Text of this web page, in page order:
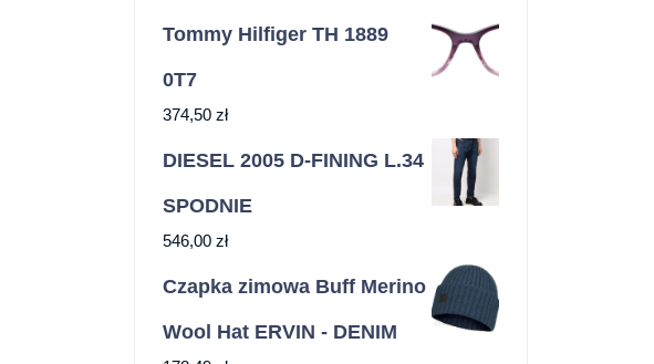
Tommy Hilfiger TH 1889
0T7
374,50 zł
DIESEL 2005 D-FINING L.34
SPODNIE
546,00 zł
Czapka zimowa Buff Merino
Wool Hat ERVIN - DENIM